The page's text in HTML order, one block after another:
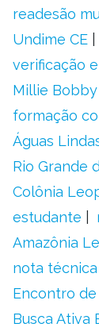
readesão
Undime CE
verificação
Millie
formação
Águas
Rio Grande
Colônia
estudante
Amazônia
nota técnica
Encontro de
Busca Ativa